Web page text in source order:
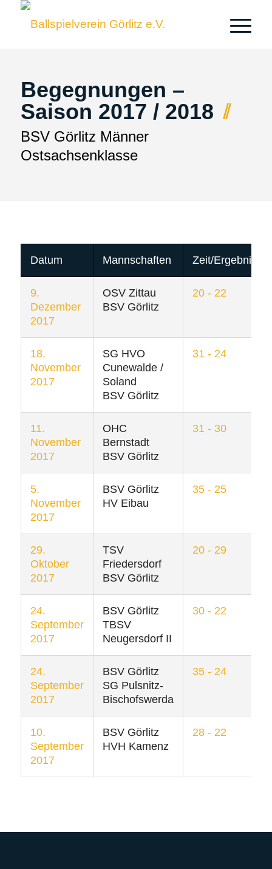
Begegnungen –
Saison 2017 / 2018
BSV Görlitz Männer
Ostsachsenklasse
Datum Mannschaften Zeit/Ergebnisse
9.
Dezember
2017
OSV Zittau
BSV Görlitz
20 - 22
18.
November
2017
SG HVO
Cunewalde /
Soland
BSV Görlitz
31 - 24
11.
November
2017
OHC
Bernstadt
BSV Görlitz
31 - 30
5.
November
2017
BSV Görlitz
HV Eibau
35 - 25
29.
Oktober
2017
TSV
Friedersdorf
BSV Görlitz
20 - 29
24.
September
2017
BSV Görlitz
TBSV
Neugersdorf II
30 - 22
24.
September
2017
BSV Görlitz
SG Pulsnitz-
Bischofswerda
35 - 24
10.
September
2017
BSV Görlitz
HVH Kamenz
28 - 22